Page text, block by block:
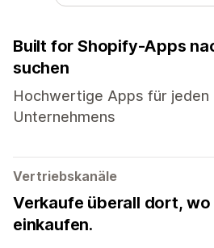
Built for Shopify-Apps
suchen
Hochwertige Apps für jeden
Unternehmens
Vertriebskanäle
Verkaufe überall dort, wo
einkaufen.